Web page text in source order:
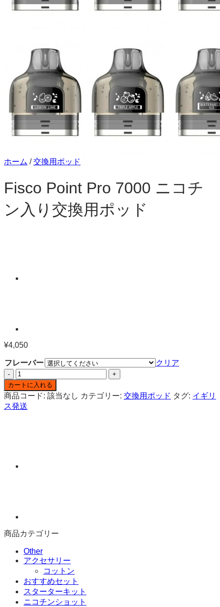
ホーム / 交換用ポッド
Fisco Point Pro 7000 ニコチ
ン入り交換用ポッド
¥4,050
フレーバー
クリア
Fisco
Point
Pro
7000
ニ
交
個
カートに入れる
商品コード: 該当なし カテゴリー: 交換用ポッド タグ: イギリ
ス発送
商品カテゴリー
Other
アクセサリー
コットン
おすすめセット
スターターキット
ニコチンショット